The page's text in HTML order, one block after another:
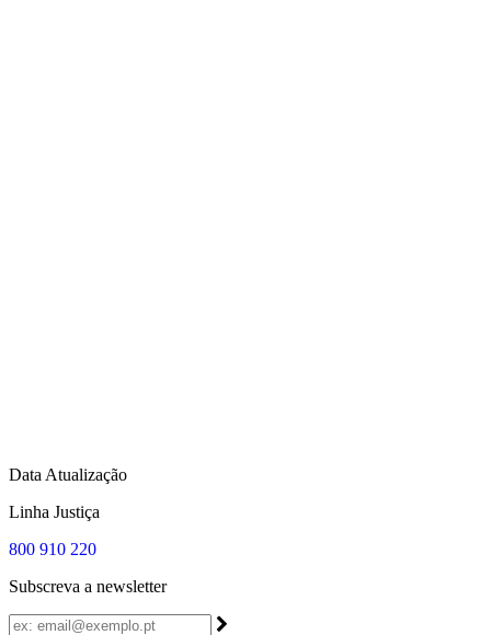
Data Atualização
Linha Justiça
800 910 220
Subscreva a newsletter